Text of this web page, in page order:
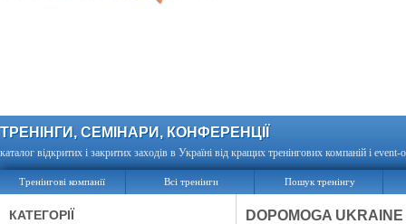
ТРЕНІНГИ, СЕМІНАРИ, КОНФЕРЕНЦІЇ
каталог відкритих і закритих заходів в Україні від кращих тренінгових компаній і event-
Тренінгові компанії Всі тренінги Пошук тренінгу
КАТЕГОРІЇ DOPOMOGA UKRAINE